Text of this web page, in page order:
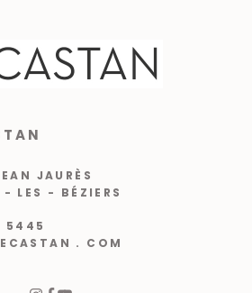
JAURÈS
LES - BÉZIERS
5445
. COM